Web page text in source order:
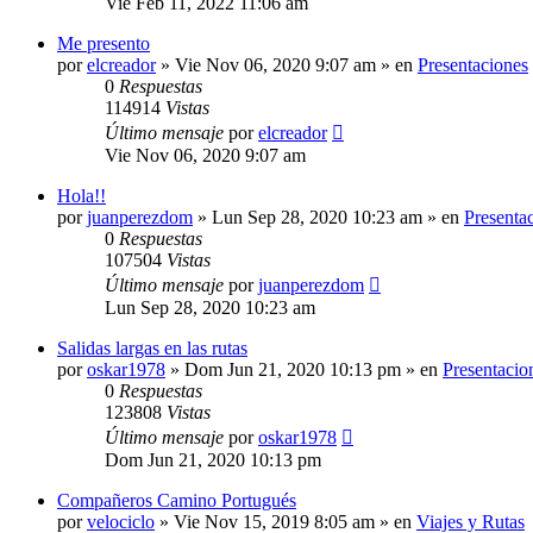
Me presento
porelcreador» Vie Nov 06, 2020 9:07 am » en Presentaciones
0 Respuestas
114914 Vistas
Último mensaje porelcreador
Vie Nov 06, 2020 9:07 am
Hola!!
porjuanperezdom » Lun Sep 28, 2020 10:23 am » en
0 Respuestas
107504 Vistas
Último mensaje porjuanperezdom
Lun Sep 28, 2020 10:23 am
Salidas largas en las rutas
poroskar1978 » Dom Jun 21, 2020 10:13 pm » en
0 Respuestas
123808 Vistas
Último mensaje poroskar1978
Dom Jun 21, 2020 10:13 pm
Compañeros Camino Portugués
porvelociclo » Vie Nov 15, 2019 8:05 am » en Viajes y Rutas